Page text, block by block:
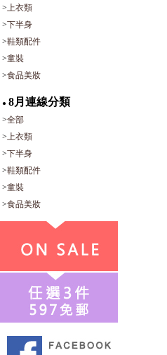
>上衣類
>下半身
>鞋類配件
>童裝
>食品美妝
● 8月連線分類
>全部
>上衣類
>下半身
>鞋類配件
>童裝
>食品美妝